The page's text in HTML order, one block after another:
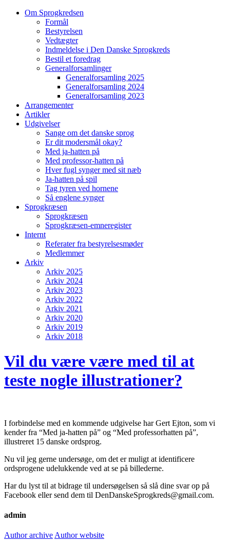
Om Sprogkredsen
Formål
Bestyrelsen
Vedtægter
Indmeldelse i Den Danske Sprogkreds
Bestil et foredrag
Generalforsamlinger
Generalforsamling 2025
Generalforsamling 2024
Generalforsamling 2023
Arrangementer
Artikler
Udgivelser
Sange om det danske sprog
Er dit modersmål okay?
Med ja-hatten på
Med professor-hatten på
Hver fugl synger med sit næb
Ja-hatten på spil
Tag tyren ved hornene
Så englene synger
Sprogkræsen
Sprogkræsen
Sprogkræsen-emneregister
Internt
Referater fra bestyrelsesmøder
Medlemmer
Arkiv
Arkiv 2025
Arkiv 2024
Arkiv 2023
Arkiv 2022
Arkiv 2021
Arkiv 2020
Arkiv 2019
Arkiv 2018
Vil du være være med til at
teste nogle illustrationer?
I forbindelse med en kommende udgivelse har Gert Ejton, som vi
kender fra “Med ja-hatten på” og “Med professorhatten på”,
illustreret 15 danske ordsprog.
Nu vil jeg gerne undersøge, om det er muligt at identificere
ordsprogene udelukkende ved at se på billederne.
Har du lyst til at bidrage til undersøgelsen så slå dine svar op på
Facebook eller send dem til DenDanskeSprogkreds@gmail.com.
admin
Author archive Author website